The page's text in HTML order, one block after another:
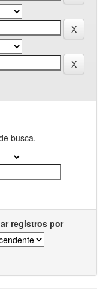
busca.
registros por